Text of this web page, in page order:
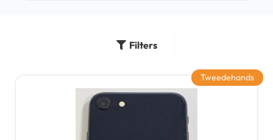
Filters
Tweedehands